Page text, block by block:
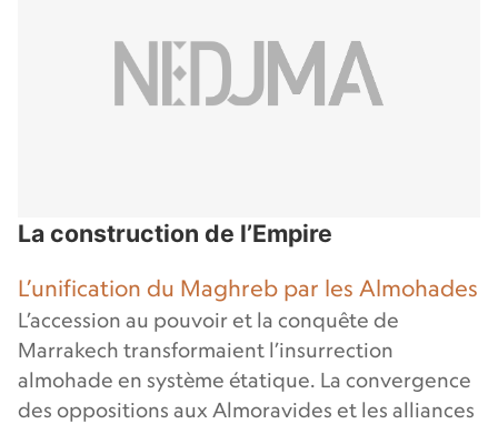
La construction de l’Empire
L’unification du Maghreb par les Almohades
L’accession au pouvoir et la conquête de
Marrakech transformaient l’insurrection
almohade en système étatique. La convergence
des oppositions aux Almoravides et les alliances